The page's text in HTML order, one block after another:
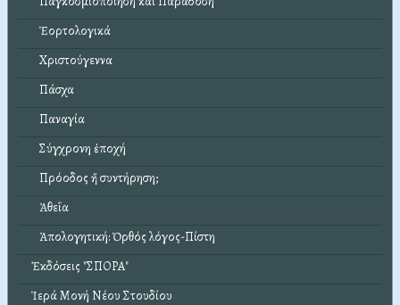
Ἑορτολογικά
Χριστούγεννα
Πάσχα
Παναγία
Σύγχρονη ἐποχή
Πρόοδος ἤ συντήρηση;
Ἀθεΐα
Ἀπολογητική: Ὀρθός λόγος-Πίστη
Ἐκδόσεις "ΣΠΟΡΑ"
Ἱερά Μονή Νέου Στουδίου